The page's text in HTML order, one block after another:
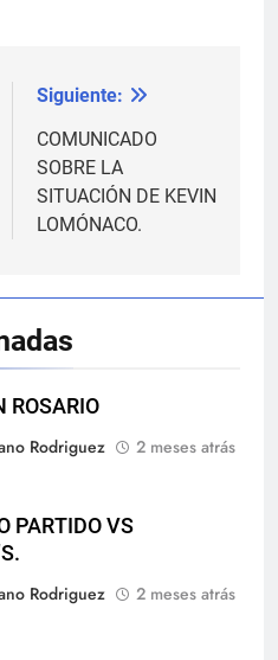
Siguiente:
COMUNICADO
SOBRE LA
SITUACIÓN DE KEVIN
LOMÓNACO.
ROSARIO
Rodriguez
2 meses atrás
PARTIDO VS
Rodriguez
2 meses atrás